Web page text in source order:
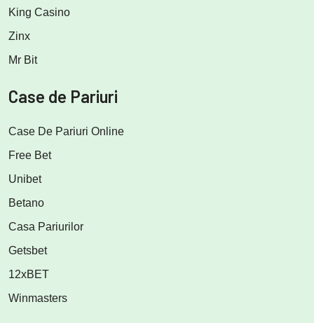
King Casino
Zinx
Mr Bit
Case de Pariuri
Case De Pariuri Online
Free Bet
Unibet
Betano
Casa Pariurilor
Getsbet
12xBET
Winmasters